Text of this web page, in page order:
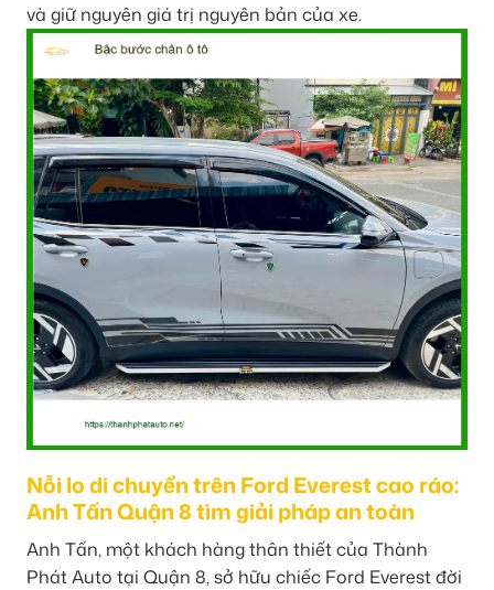
và giữ nguyên giá trị nguyên bản của xe.
Nỗi lo di chuyển trên Ford Everest cao ráo:
Anh Tấn Quận 8 tìm giải pháp an toàn
Anh Tấn, một khách hàng thân thiết của Thành
Phát Auto tại Quận 8, sở hữu chiếc Ford Everest đời